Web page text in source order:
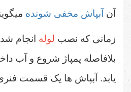
آن آبپاش مخفی شونده
زمانی که نصب لوله انجام
بلافاصله پمپاژ شروع و آب
یابد. آبپاش ها یک قسمت